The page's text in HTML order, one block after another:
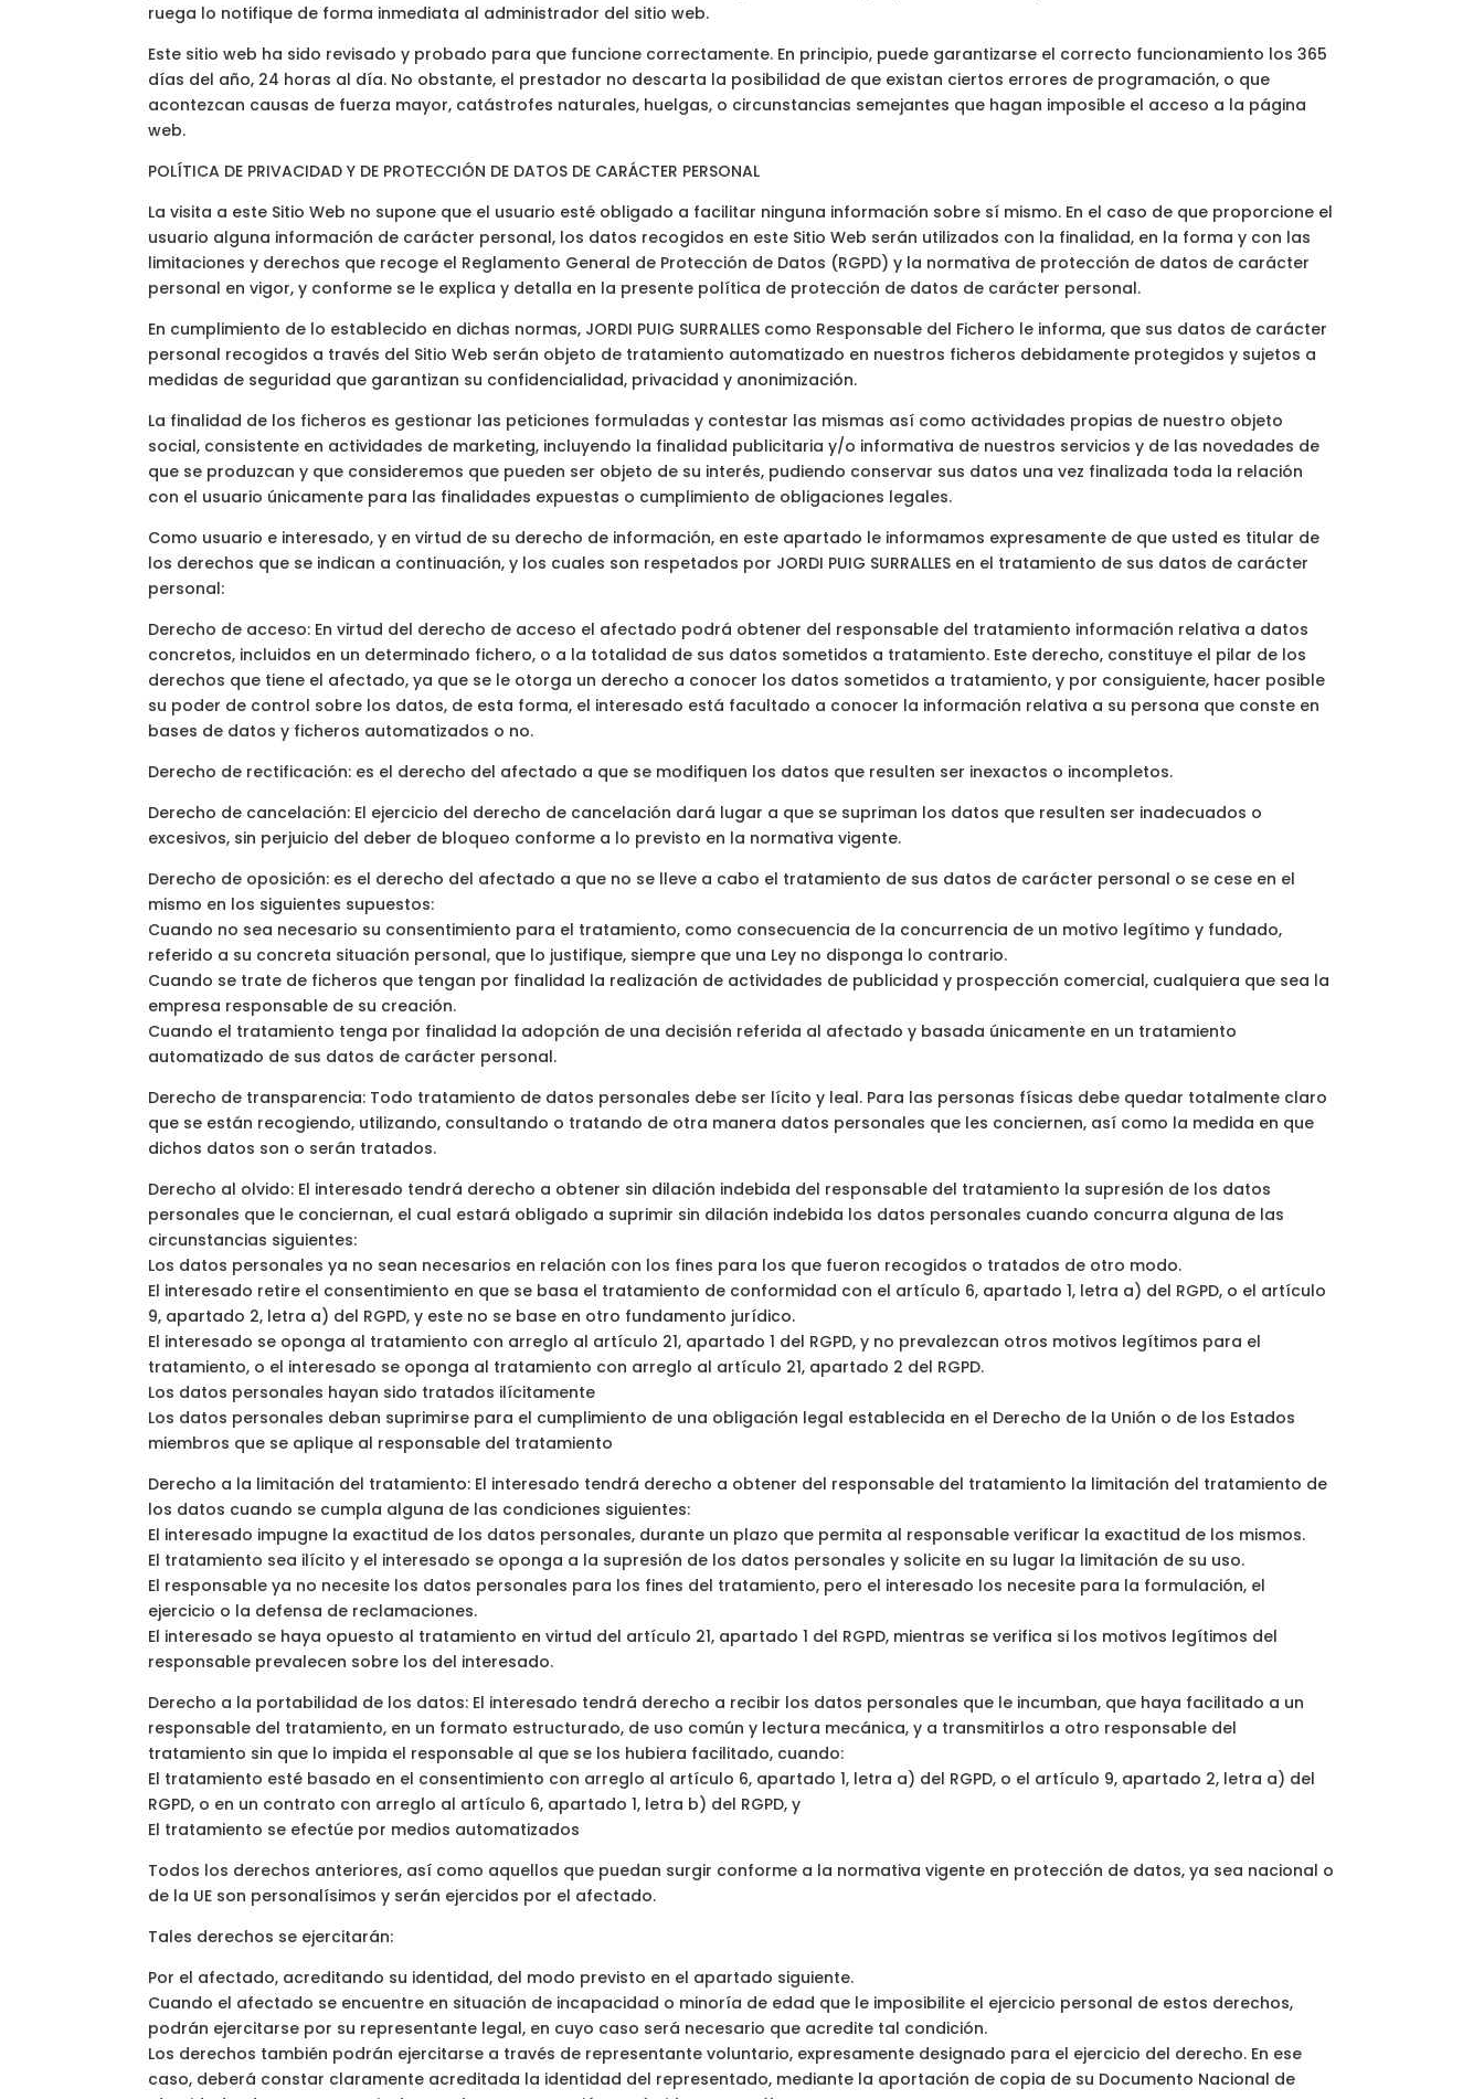
ruega lo notifique de forma inmediata al administrador del sitio web.
Este sitio web ha sido revisado y probado para que funcione correctamente. En principio, puede garantizarse el correcto funcionamiento los 365
días del año, 24 horas al día. No obstante, el prestador no descarta la posibilidad de que existan ciertos errores de programación, o que
acontezcan causas de fuerza mayor, catástrofes naturales, huelgas, o circunstancias semejantes que hagan imposible el acceso a la página
web.
POLÍTICA DE PRIVACIDAD Y DE PROTECCIÓN DE DATOS DE CARÁCTER PERSONAL
La visita a este Sitio Web no supone que el usuario esté obligado a facilitar ninguna información sobre sí mismo. En el caso de que proporcione el
usuario alguna información de carácter personal, los datos recogidos en este Sitio Web serán utilizados con la finalidad, en la forma y con las
limitaciones y derechos que recoge el Reglamento General de Protección de Datos (RGPD) y la normativa de protección de datos de carácter
personal en vigor, y conforme se le explica y detalla en la presente política de protección de datos de carácter personal.
En cumplimiento de lo establecido en dichas normas, JORDI PUIG SURRALLES como Responsable del Fichero le informa, que sus datos de carácter
personal recogidos a través del Sitio Web serán objeto de tratamiento automatizado en nuestros ficheros debidamente protegidos y sujetos a
medidas de seguridad que garantizan su confidencialidad, privacidad y anonimización.
La finalidad de los ficheros es gestionar las peticiones formuladas y contestar las mismas así como actividades propias de nuestro objeto
social, consistente en actividades de marketing, incluyendo la finalidad publicitaria y/o informativa de nuestros servicios y de las novedades de
que se produzcan y que consideremos que pueden ser objeto de su interés, pudiendo conservar sus datos una vez finalizada toda la relación
con el usuario únicamente para las finalidades expuestas o cumplimiento de obligaciones legales.
Como usuario e interesado, y en virtud de su derecho de información, en este apartado le informamos expresamente de que usted es titular de
los derechos que se indican a continuación, y los cuales son respetados por JORDI PUIG SURRALLES en el tratamiento de sus datos de carácter
personal:
Derecho de acceso: En virtud del derecho de acceso el afectado podrá obtener del responsable del tratamiento información relativa a datos
concretos, incluidos en un determinado fichero, o a la totalidad de sus datos sometidos a tratamiento. Este derecho, constituye el pilar de los
derechos que tiene el afectado, ya que se le otorga un derecho a conocer los datos sometidos a tratamiento, y por consiguiente, hacer posible
su poder de control sobre los datos, de esta forma, el interesado está facultado a conocer la información relativa a su persona que conste en
bases de datos y ficheros automatizados o no.
Derecho de rectificación: es el derecho del afectado a que se modifiquen los datos que resulten ser inexactos o incompletos.
Derecho de cancelación: El ejercicio del derecho de cancelación dará lugar a que se supriman los datos que resulten ser inadecuados o
excesivos, sin perjuicio del deber de bloqueo conforme a lo previsto en la normativa vigente.
Derecho de oposición: es el derecho del afectado a que no se lleve a cabo el tratamiento de sus datos de carácter personal o se cese en el
mismo en los siguientes supuestos:
Cuando no sea necesario su consentimiento para el tratamiento, como consecuencia de la concurrencia de un motivo legítimo y fundado,
referido a su concreta situación personal, que lo justifique, siempre que una Ley no disponga lo contrario.
Cuando se trate de ficheros que tengan por finalidad la realización de actividades de publicidad y prospección comercial, cualquiera que sea la
empresa responsable de su creación.
Cuando el tratamiento tenga por finalidad la adopción de una decisión referida al afectado y basada únicamente en un tratamiento
automatizado de sus datos de carácter personal.
Derecho de transparencia: Todo tratamiento de datos personales debe ser lícito y leal. Para las personas físicas debe quedar totalmente claro
que se están recogiendo, utilizando, consultando o tratando de otra manera datos personales que les conciernen, así como la medida en que
dichos datos son o serán tratados.
Derecho al olvido: El interesado tendrá derecho a obtener sin dilación indebida del responsable del tratamiento la supresión de los datos
personales que le conciernan, el cual estará obligado a suprimir sin dilación indebida los datos personales cuando concurra alguna de las
circunstancias siguientes:
Los datos personales ya no sean necesarios en relación con los fines para los que fueron recogidos o tratados de otro modo.
El interesado retire el consentimiento en que se basa el tratamiento de conformidad con el artículo 6, apartado 1, letra a) del RGPD, o el artículo
9, apartado 2, letra a) del RGPD, y este no se base en otro fundamento jurídico.
El interesado se oponga al tratamiento con arreglo al artículo 21, apartado 1 del RGPD, y no prevalezcan otros motivos legítimos para el
tratamiento, o el interesado se oponga al tratamiento con arreglo al artículo 21, apartado 2 del RGPD.
Los datos personales hayan sido tratados ilícitamente
Los datos personales deban suprimirse para el cumplimiento de una obligación legal establecida en el Derecho de la Unión o de los Estados
miembros que se aplique al responsable del tratamiento
Derecho a la limitación del tratamiento: El interesado tendrá derecho a obtener del responsable del tratamiento la limitación del tratamiento de
los datos cuando se cumpla alguna de las condiciones siguientes:
El interesado impugne la exactitud de los datos personales, durante un plazo que permita al responsable verificar la exactitud de los mismos.
El tratamiento sea ilícito y el interesado se oponga a la supresión de los datos personales y solicite en su lugar la limitación de su uso.
El responsable ya no necesite los datos personales para los fines del tratamiento, pero el interesado los necesite para la formulación, el
ejercicio o la defensa de reclamaciones.
El interesado se haya opuesto al tratamiento en virtud del artículo 21, apartado 1 del RGPD, mientras se verifica si los motivos legítimos del
responsable prevalecen sobre los del interesado.
Derecho a la portabilidad de los datos: El interesado tendrá derecho a recibir los datos personales que le incumban, que haya facilitado a un
responsable del tratamiento, en un formato estructurado, de uso común y lectura mecánica, y a transmitirlos a otro responsable del
tratamiento sin que lo impida el responsable al que se los hubiera facilitado, cuando:
El tratamiento esté basado en el consentimiento con arreglo al artículo 6, apartado 1, letra a) del RGPD, o el artículo 9, apartado 2, letra a) del
RGPD, o en un contrato con arreglo al artículo 6, apartado 1, letra b) del RGPD, y
El tratamiento se efectúe por medios automatizados
Todos los derechos anteriores, así como aquellos que puedan surgir conforme a la normativa vigente en protección de datos, ya sea nacional o
de la UE son personalísimos y serán ejercidos por el afectado.
Tales derechos se ejercitarán:
Por el afectado, acreditando su identidad, del modo previsto en el apartado siguiente.
Cuando el afectado se encuentre en situación de incapacidad o minoría de edad que le imposibilite el ejercicio personal de estos derechos,
podrán ejercitarse por su representante legal, en cuyo caso será necesario que acredite tal condición.
Los derechos también podrán ejercitarse a través de representante voluntario, expresamente designado para el ejercicio del derecho. En ese
caso, deberá constar claramente acreditada la identidad del representado, mediante la aportación de copia de su Documento Nacional de